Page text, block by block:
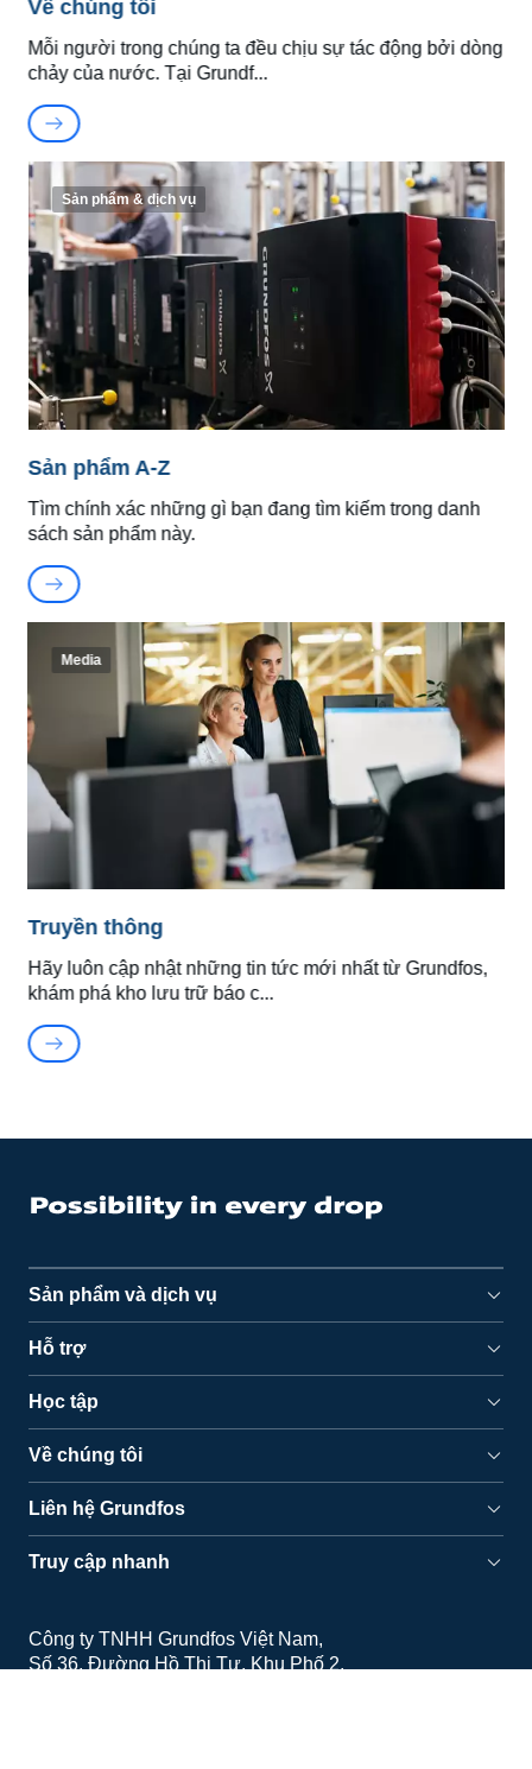
Về chúng tôi
Mỗi người trong chúng ta đều chịu sự tác động bởi dòng
chảy của nước. Tại Grundf
Sản phẩm & dịch vụ
Sản phẩm A-Z
Tìm chính xác những gì bạn đang tìm kiếm trong danh
sách sản phẩm này.
Media
Truyền thông
Hãy luôn cập nhật những tin tức mới nhất từ Grundfos,
khám phá kho lưu trữ báo c
Sản phẩm và dịch vụ
Hỗ trợ
Học tập
Về chúng tôi
Liên hệ Grundfos
Truy cập nhanh
Công ty TNHH Grundfos Việt Nam
Số 36, Đường Hồ Thị Tư, Khu Phố 2